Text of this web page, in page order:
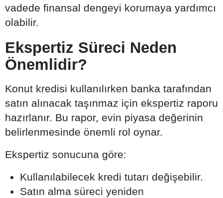
vadede finansal dengeyi korumaya yardımcı
olabilir.
Ekspertiz Süreci Neden
Önemlidir?
Konut kredisi kullanılırken banka tarafından
satın alınacak taşınmaz için ekspertiz raporu
hazırlanır. Bu rapor, evin piyasa değerinin
belirlenmesinde önemli rol oynar.
Ekspertiz sonucuna göre:
Kullanılabilecek kredi tutarı değişebilir.
Satın alma süreci yeniden